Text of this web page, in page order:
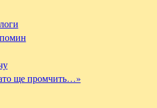
ще промчить…»